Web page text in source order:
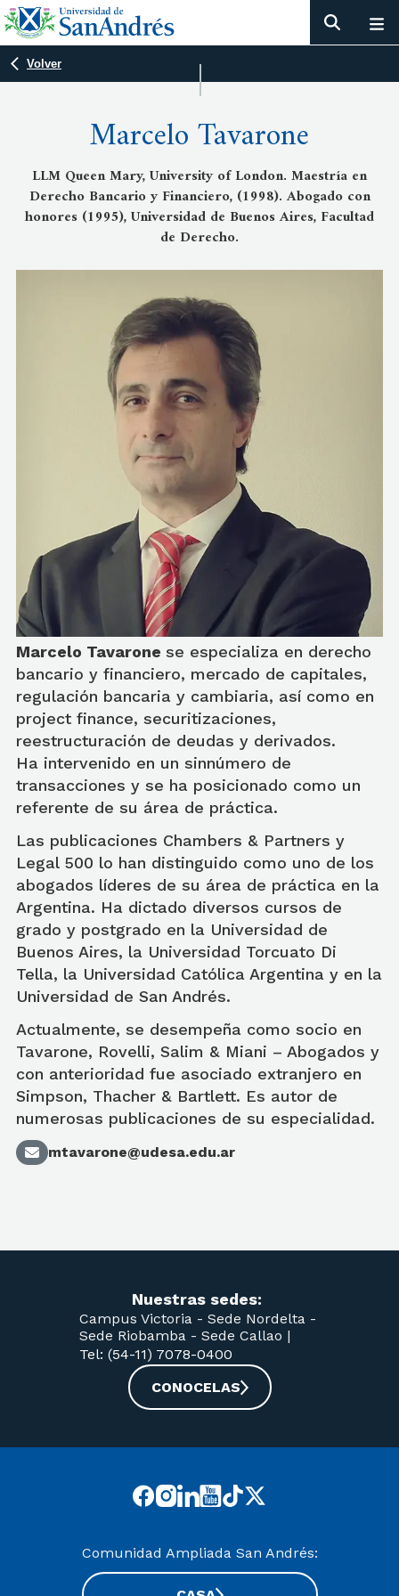
Volver
Marcelo Tavarone
LLM Queen Mary, University of London. Maestría en
Derecho Bancario y Financiero, (1998). Abogado con
honores (1995), Universidad de Buenos Aires, Facultad
de Derecho.
Marcelo Tavarone se especializa en derecho
bancario y financiero, mercado de capitales,
regulación bancaria y cambiaria, así como en
project finance, securitizaciones,
reestructuración de deudas y derivados.
Ha intervenido en un sinnúmero de
transacciones y se ha posicionado como un
referente de su área de práctica.
Las publicaciones Chambers & Partners y
Legal 500 lo han distinguido como uno de los
abogados líderes de su área de práctica en la
Argentina. Ha dictado diversos cursos de
grado y postgrado en la Universidad de
Buenos Aires, la Universidad Torcuato Di
Tella, la Universidad Católica Argentina y en la
Universidad de San Andrés.
Actualmente, se desempeña como socio en
Tavarone, Rovelli, Salim & Miani – Abogados y
con anterioridad fue asociado extranjero en
Simpson, Thacher & Bartlett. Es autor de
numerosas publicaciones de su especialidad.
mtavarone@udesa.edu.ar
Nuestras sedes:
Campus Victoria - Sede Nordelta -
Sede Riobamba - Sede Callao |
Tel: (54-11) 7078-0400
CONOCELAS
Comunidad Ampliada San Andrés: